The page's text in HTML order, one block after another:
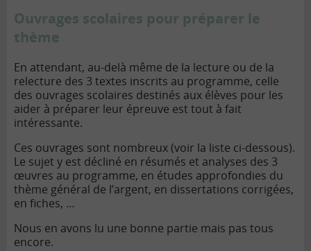
Ouvrages scolaires pour préparer le
thème
En attendant, au-delà même de la lecture ou de la
relecture des 3 textes inscrits au programme, celle
des ouvrages scolaires destinés aux élèves pour les
aider à préparer leur épreuve est tout à fait
intéressante.
Ces ouvrages sont nombreux (voir la liste ci-dessous).
Le sujet y est décliné en résumés et analyses des 3
œuvres au programme, en études approfondies du
thème général de l’argent, en dissertations corrigées,
en fiches, …
Nous en avons lu une bonne partie mais pas tous
encore.